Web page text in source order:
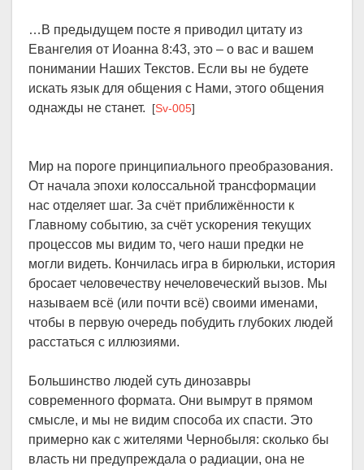
…В предыдущем посте я приводил цитату из
Евангелия от Иоанна 8:43, это – о вас и вашем
понимании Наших Текстов. Если вы не будете
искать язык для общения с Нами, этого общения
однажды не станет. [Sv-005]
Мир на пороге принципиального преобразования.
От начала эпохи колоссальной трансформации
нас отделяет шаг. За счёт приближённости к
Главному событию, за счёт ускорения текущих
процессов мы видим то, чего наши предки не
могли видеть. Кончилась игра в бирюльки, история
бросает человечеству нечеловеческий вызов. Мы
называем всё (или почти всё) своими именами,
чтобы в первую очередь побудить глубоких людей
расстаться с иллюзиями.
Большинство людей суть динозавры
современного формата. Они вымрут в прямом
смысле, и мы не видим способа их спасти. Это
примерно как с жителями Чернобыля: сколько бы
власть ни предупреждала о радиации, она не